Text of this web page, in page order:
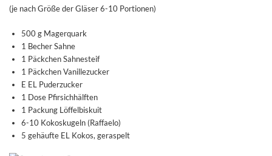
(je nach Größe der Gläser 6-10 Portionen)
500 g Magerquark
1 Becher Sahne
1 Päckchen Sahnesteif
1 Päckchen Vanillezucker
E EL Puderzucker
1 Dose Pfirsichhälften
1 Packung Löffelbiskuit
6-10 Kokoskugeln (Raffaelo)
5 gehäufte EL Kokos, geraspelt